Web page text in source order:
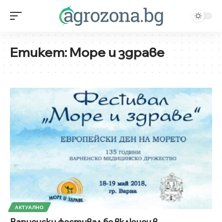
Етикет:Море и здраве
АКТУАЛНО